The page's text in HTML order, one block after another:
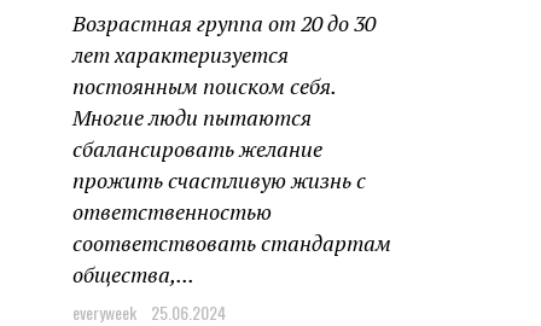
Возрастная группа от 20 до 30
лет характеризуется
постоянным поиском себя.
Многие люди пытаются
сбалансировать желание
прожить счастливую жизнь с
ответственностью
соответствовать стандартам
общества,...
everyweek 25.06.2024